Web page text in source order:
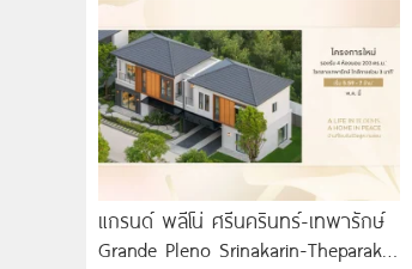
แกรนด์ พลีโน่ ศรีนครินทร์-เทพารักษ์
Grande Pleno Srinakarin-Theparak